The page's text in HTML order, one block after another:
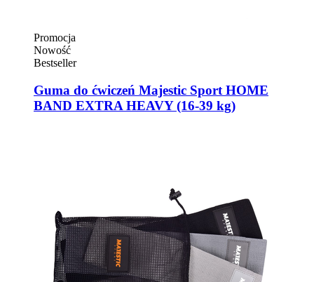
Promocja
Nowość
Bestseller
Guma do ćwiczeń Majestic Sport HOME
BAND EXTRA HEAVY (16-39 kg)